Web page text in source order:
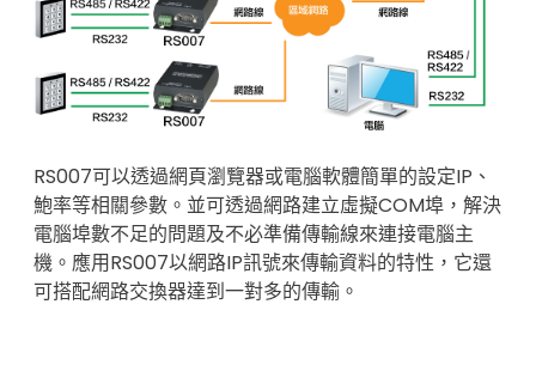
RS007可以透過網頁瀏覽器或電腦軟體簡單的設定IP、
鮑率等相關參數。並可透過網路建立虛擬COM埠，解決
電腦埠數不足的問題及不必準備傳輸線來連接電腦主
機。應用RS007以網路IP訊號來傳輸資料的特性，它還
可搭配網路交換器達到一對多的傳輸。